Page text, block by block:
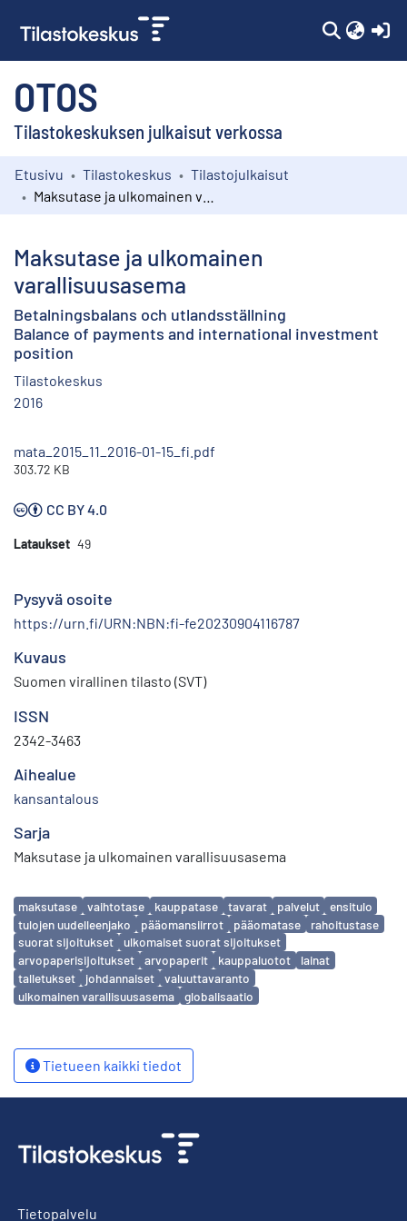
OTOS
Tilastokeskuksen julkaisut verkossa
Kokoelmat
Etusivu Tilastokeskus
Tilastojulkaisut
Maksutase ja ulkomainen
varallisuusasema
Betalningsbalans och utlandsställning
Balance of payments and international investment
position
Tilastokeskus
2016
mata_2015_11_2016-01-15_fi.pdf
303.72 KB
CC BY 4.0
Lataukset 49
Pysyvä osoite
https://urn.fi/URN:NBN:fi-fe20230904116787
Kuvaus
Suomen virallinen tilasto (SVT)
ISSN
2342-3463
Aihealue
kansantalous
Sarja
Maksutase ja ulkomainen varallisuusasema
Avainsanat
maksutase vaihtotase kauppatase tavarat palvelut
ensitulo
tulojen uudelleenjako
pääomansiirrot pääomatase
rahoitustase
suorat sijoitukset
ulkomaiset suorat sijoitukset
arvopaperisijoitukset
arvopaperit kauppaluotot
lainat
talletukset
johdannaiset
valuuttavaranto
ulkomainen varallisuusasema
globalisaatio
Tietueen kaikki tiedot
Tietopalvelu